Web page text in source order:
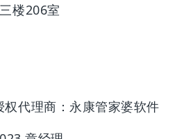
楼206室
代理商：永康管家婆软件